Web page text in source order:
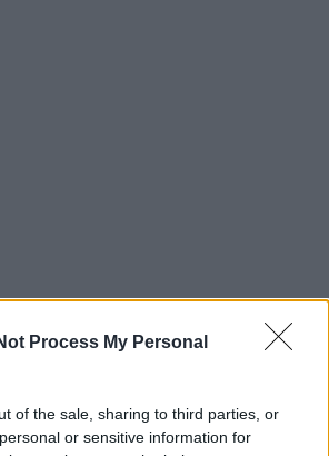
Process My Personal
of the sale, sharing to third parties, or
or sensitive information for